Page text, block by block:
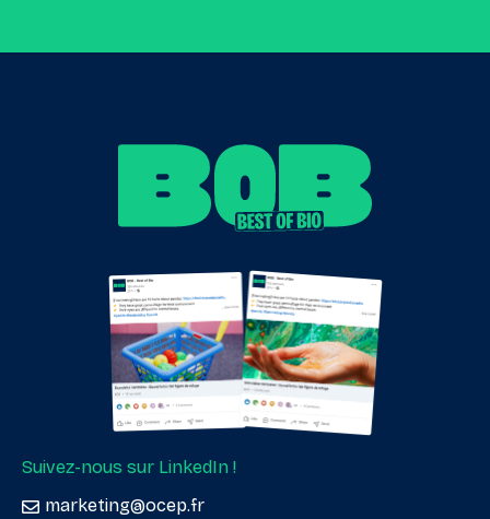
Suivez-nous sur LinkedIn !
marketing@ocep.fr